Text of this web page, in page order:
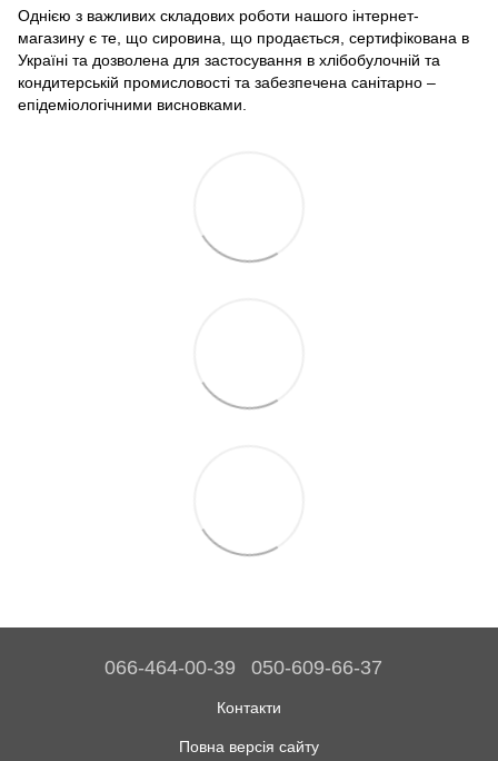
Однією з важливих складових роботи нашого інтернет-
магазину є те, що сировина, що продається, сертифікована в
Україні та дозволена для застосування в хлібобулочній та
кондитерській промисловості та забезпечена санітарно –
епідеміологічними висновками.
066-464-00-39 050-609-66-37
Контакти
Повна версія сайту